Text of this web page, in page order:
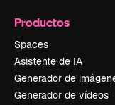
Productos
Spaces
Asistente de IA
Generador de
Generador de vídeos